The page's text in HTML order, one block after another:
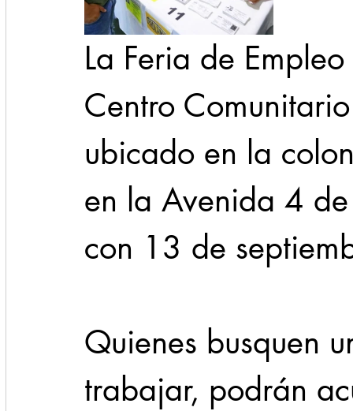
La Feria de
Centro
ubicado en la
en la Avenida 4
con 13 de
Quienes busquen
trabajar, podrán